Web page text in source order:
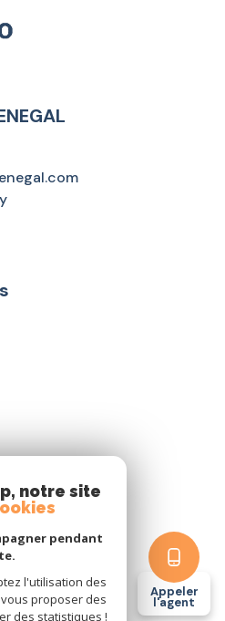
Appeler
l'agent
notre site
pendant
l'utilisation des
proposer des
des statistiques !